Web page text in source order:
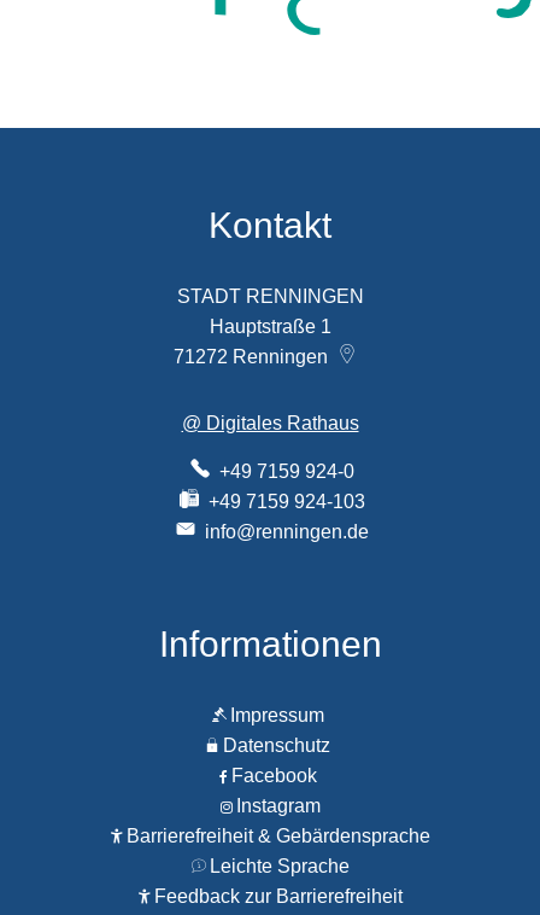
Kontakt
STADT RENNINGEN
Hauptstraße 1
71272 Renningen
@ Digitales Rathaus
+49 7159 924-0
+49 7159 924-103
info@renningen.de
Informationen
Impressum
Datenschutz
Facebook
Instagram
Barrierefreiheit & Gebärdensprache
Leichte Sprache
Feedback zur Barrierefreiheit